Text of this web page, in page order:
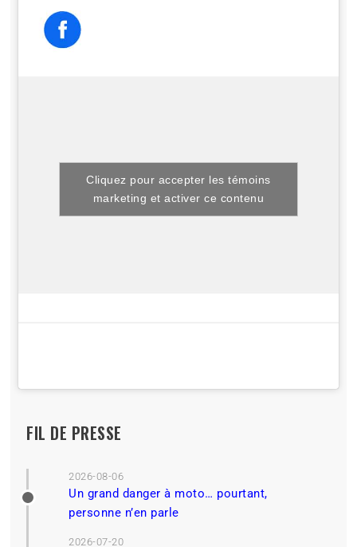
Cliquez pour accepter les témoins
marketing et activer ce contenu
FIL DE PRESSE
2026-08-06
Un grand danger à moto… pourtant,
personne n’en parle
2026-07-20